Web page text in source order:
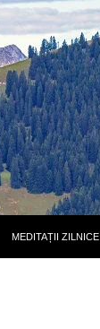
MEDITAȚII ZILNICE